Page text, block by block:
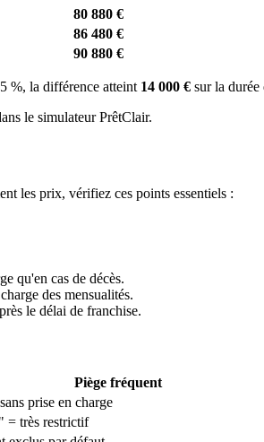
80 880 €
86 480 €
90 880 €
%, la différence atteint 14 000 € sur la
le simulateur PrêtClair.
les prix, vérifiez ces points essentiels :
qu'en cas de décès.
des mensualités.
le délai de franchise.
Piège fréquent
prise en charge
= très restrictif